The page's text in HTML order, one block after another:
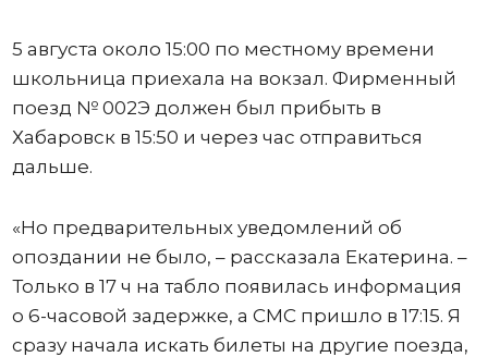
5 августа около 15:00 по местному времени
школьница приехала на вокзал. Фирменный
поезд № 002Э должен был прибыть в
Хабаровск в 15:50 и через час отправиться
дальше.
«Но предварительных уведомлений об
опоздании не было, – рассказала Екатерина. –
Только в 17 ч на табло появилась информация
о 6-часовой задержке, а СМС пришло в 17:15. Я
сразу начала искать билеты на другие поезда,